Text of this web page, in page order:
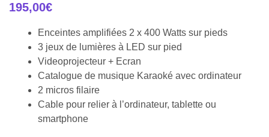
195,00€
Enceintes amplifiées 2 x 400 Watts sur pieds
3 jeux de lumières à LED sur pied
Videoprojecteur + Ecran
Catalogue de musique Karaoké avec ordinateur
2 micros filaire
Cable pour relier à l’ordinateur, tablette ou
smartphone